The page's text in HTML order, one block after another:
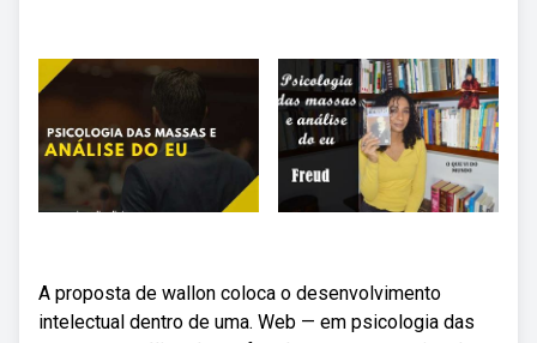
A proposta de wallon coloca o desenvolvimento
intelectual dentro de uma. Web — em psicologia das